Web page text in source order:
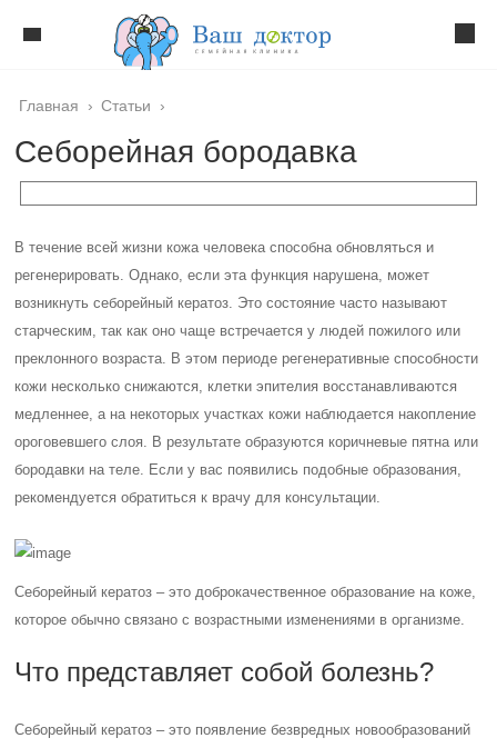
Главная › Статьи ›
Себорейная бородавка
В течение всей жизни кожа человека способна обновляться и
регенерировать. Однако, если эта функция нарушена, может
возникнуть себорейный кератоз. Это состояние часто называют
старческим, так как оно чаще встречается у людей пожилого или
преклонного возраста. В этом периоде регенеративные способности
кожи несколько снижаются, клетки эпителия восстанавливаются
медленнее, а на некоторых участках кожи наблюдается накопление
ороговевшего слоя. В результате образуются коричневые пятна или
бородавки на теле. Если у вас появились подобные образования,
рекомендуется обратиться к врачу для консультации.
Себорейный кератоз – это доброкачественное образование на коже,
которое обычно связано с возрастными изменениями в организме.
Что представляет собой болезнь?
Себорейный кератоз – это появление безвредных новообразований